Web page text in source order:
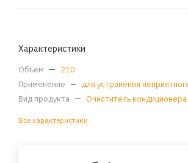
Характеристики
Объем — 210
Применение — для устранения
Вид продукта — Очиститель кондиционера
Все характеристики